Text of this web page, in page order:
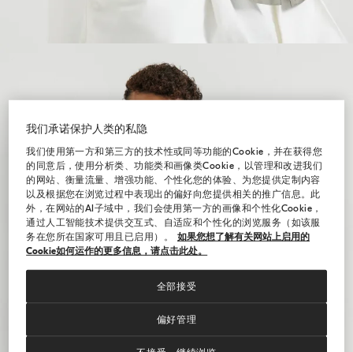
我们承诺保护人类的私隐
我们使用第一方和第三方的技术性或同等功能的Cookie，并在获得您
的同意后，使用分析类、功能类和画像类Cookie，以管理和改进我们
的网站、衡量流量、增强功能、个性化您的体验、为您提供定制内容
以及根据您在浏览过程中表现出的偏好向您提供相关的推广信息。此
外，在网站的AI子域中，我们会使用第一方的画像和个性化Cookie，
通过人工智能技术提供交互式、自适应和个性化的浏览服务（如该服
务在您所在国家可用且已启用）。
如果您想了解有关网站上启用的
Cookie如何运作的更多信息，请点击此处。
偏好管理
全部接受